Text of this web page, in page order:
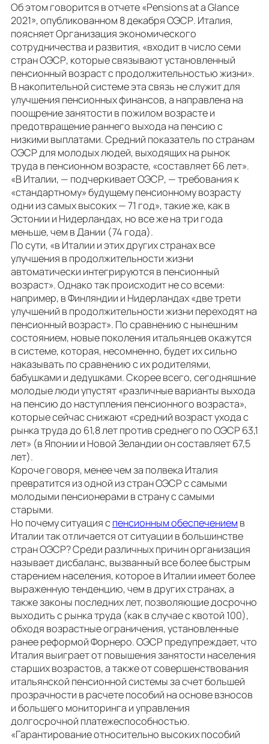
Об этом говорится в отчете «Pensions at a Glance
2021», опубликованном 8 декабря ОЭСР. Италия,
поясняет Организация экономического
сотрудничества и развития, «входит в число семи
стран ОЭСР, которые связывают установленный
пенсионный возраст с продолжительностью жизни».
В накопительной системе эта связь не служит для
улучшения пенсионных финансов, а направлена на
поощрение занятости в пожилом возрасте и
предотвращение раннего выхода на пенсию с
низкими выплатами. Средний показатель по странам
ОЭСР для молодых людей, выходящих на рынок
труда в пенсионном возрасте, «составляет 66 лет».
«В Италии, — подчеркивает ОЭСР, — требования к
«стандартному» будущему пенсионному возрасту
одни из самых высоких — 71 год», такие же, как в
Эстонии и Нидерландах, но все же на три года
меньше, чем в Дании (74 года).
По сути, «в Италии и этих других странах все
улучшения в продолжительности жизни
автоматически интегрируются в пенсионный
возраст». Однако так происходит не со всеми:
например, в Финляндии и Нидерландах «две трети
улучшений в продолжительности жизни переходят на
пенсионный возраст». По сравнению с нынешним
состоянием, новые поколения итальянцев окажутся
в системе, которая, несомненно, будет их сильно
наказывать по сравнению с их родителями,
бабушками и дедушками. Скорее всего, сегодняшние
молодые люди упустят «различные варианты выхода
на пенсию до наступления пенсионного возраста»,
которые сейчас снижают «средний возраст ухода с
рынка труда до 61,8 лет против среднего по ОЭСР 63,1
лет» (в Японии и Новой Зеландии он составляет 67,5
лет).
Короче говоря, менее чем за полвека Италия
превратится из одной из стран ОЭСР с самыми
молодыми пенсионерами в страну с самыми
старыми.
Но почему ситуация с пенсионным обеспечением в
Италии так отличается от ситуации в большинстве
стран ОЭСР? Среди различных причин организация
называет дисбаланс, вызванный все более быстрым
старением населения, которое в Италии имеет более
выраженную тенденцию, чем в других странах, а
также законы последних лет, позволяющие досрочно
выходить с рынка труда (как в случае с квотой 100),
обходя возрастные ограничения, установленные
ранее реформой Форнеро. ОЭСР предупреждает, что
Италия выиграет от повышения занятости населения
старших возрастов, а также от совершенствования
итальянской пенсионной системы за счет большей
прозрачности в расчете пособий на основе взносов
и большего мониторинга и управления
долгосрочной платежеспособностью.
«Гарантирование относительно высоких пособий